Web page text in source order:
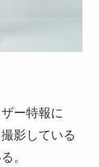
ー特報に
影している
。